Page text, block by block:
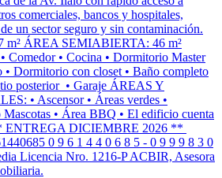
comerciales, bancos y hospitales,
un sector seguro y sin contaminación.
ÁREA SEMIABIERTA: 46 m²
Comedor • Cocina • Dormitorio Master
• Dormitorio con closet • Baño completo
posterior • Garaje ÁREAS Y
• Ascensor • Áreas verdes •
• Área BBQ • El edificio cuenta
ENTREGA DICIEMBRE 2026 **
0 9 6 1 4 4 0 6 8 5 - 0 9 9 9 8 3 0
Licencia Nro. 1216-P ACBIR, Asesora